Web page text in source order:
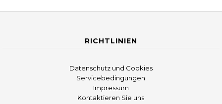
RICHTLINIEN
Datenschutz und Cookies
Servicebedingungen
Impressum
Kontaktieren Sie uns